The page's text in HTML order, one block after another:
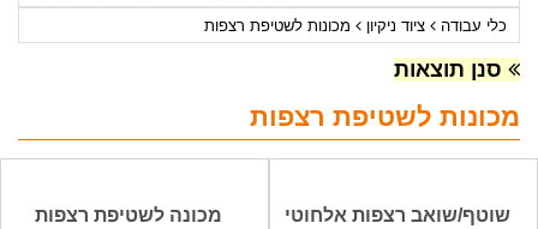
כלי עבודה
ציוד ניקיון מכונות לשטיפת רצפות
סנן תוצאות
מכונות לשטיפת רצפות
שוטף/שואב רצפות אלחוטי
מכונה לשטיפת רצפות